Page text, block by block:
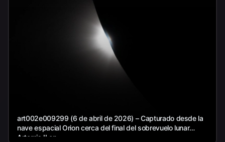
art002e009299 (6 de abril de 2026) – Capturado desde la
nave espacial Orion cerca del final del sobrevuelo lunar
Artemis II en...